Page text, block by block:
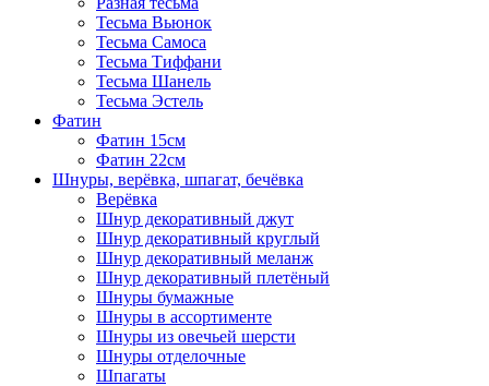
Тесьма Вьюнок
Тесьма Самоса
Тесьма Тиффани
Тесьма Шанель
Тесьма Эстель
Фатин
Фатин 15см
Фатин 22см
Шнуры, верёвка, шпагат, бечёвка
Верёвка
Шнур декоративный джут
Шнур декоративный круглый
Шнур декоративный меланж
Шнур декоративный плетёный
Шнуры бумажные
Шнуры в ассортименте
Шнуры из овечьей шерсти
Шнуры отделочные
Шпагаты